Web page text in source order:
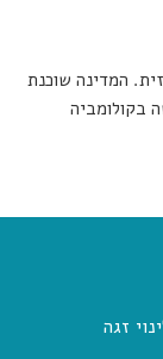
המדינה שוכנת
בקולומביה
זגה